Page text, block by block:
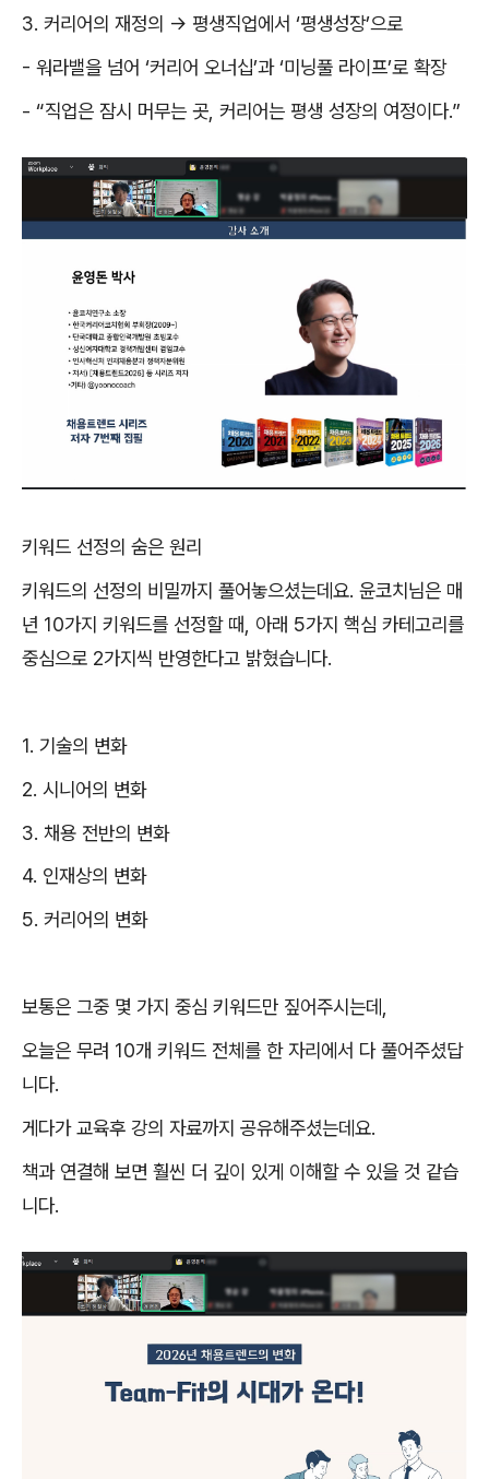
3. 커리어의 재정의 → 평생직업에서 ‘평생성장’으로
- 워라밸을 넘어 ‘커리어 오너십’과‘미닝풀 라이프’로 확장
- “직업은 잠시 머무는 곳 커리어는 평생 성장의 여정이다.”
키워드 선정의 숨은 원리
키워드의 선정의 비밀까지 풀어놓으셨는데요. 윤코치님은 매
년 10가지 키워드를 선정할 때 아래 5가지 핵심 카테고리를
중심으로 2가지씩 반영한다고 밝혔습니다.
1. 기술의 변화
2. 시니어의 변화
3. 채용 전반의 변화
4. 인재상의 변화
5. 커리어의 변화
보통은 그중 몇 가지 중심 키워드만 짚어주시는데 ,
오늘은 무려 10개 키워드 전체를 한 자리에서 다 풀어주셨답
니다.
게다가 교육후 강의 자료까지 공유해주셨는데요.
책과 연결해 보면 훨씬 더 깊이 있게 이해할 수 있을 것 같습
니다.